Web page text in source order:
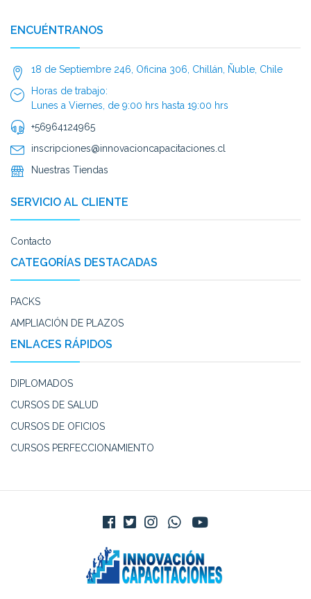
ENCUÉNTRANOS
18 de Septiembre 246, Oficina 306, Chillán, Ñuble, Chile
Horas de trabajo:
Lunes a Viernes, de 9:00 hrs hasta 19:00 hrs
+56964124965
inscripciones@innovacioncapacitaciones.cl
Nuestras Tiendas
SERVICIO AL CLIENTE
Contacto
CATEGORÍAS DESTACADAS
PACKS
AMPLIACIÓN DE PLAZOS
ENLACES RÁPIDOS
DIPLOMADOS
CURSOS DE SALUD
CURSOS DE OFICIOS
CURSOS PERFECCIONAMIENTO